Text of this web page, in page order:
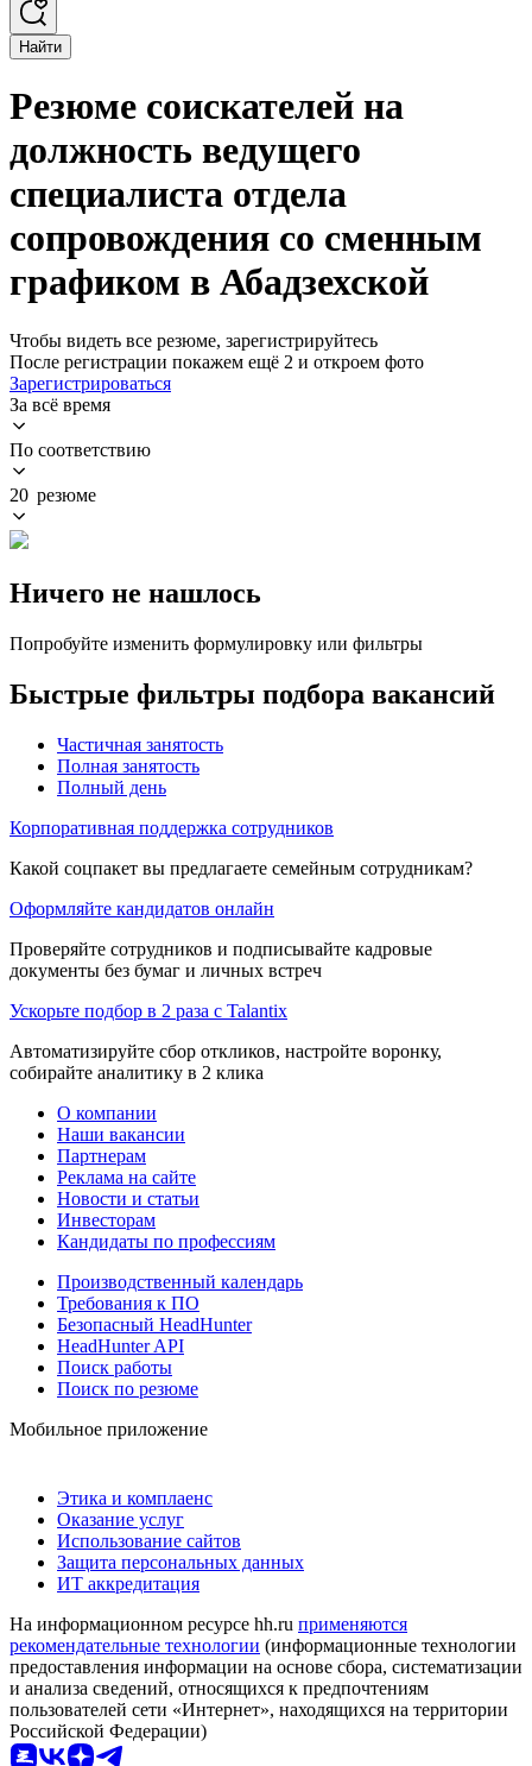
Найти
Резюме соискателей на
должность ведущего
специалиста отдела
сопровождения со сменным
графиком в Абадзехской
Чтобы видеть все резюме, зарегистрируйтесь
После регистрации покажем ещё 2 и откроем фото
Зарегистрироваться
За всё время
По соответствию
20 резюме
Ничего не нашлось
Попробуйте изменить формулировку или фильтры
Быстрые фильтры подбора вакансий
Частичная занятость
Полная занятость
Полный день
Корпоративная поддержка сотрудников
Какой соцпакет вы предлагаете семейным сотрудникам?
Оформляйте кандидатов онлайн
Проверяйте сотрудников и подписывайте кадровые
документы без бумаг и личных встреч
Ускорьте подбор в 2 раза с Talantix
Автоматизируйте сбор откликов, настройте воронку,
собирайте аналитику в 2 клика
О компании
Наши вакансии
Партнерам
Реклама на сайте
Новости и статьи
Инвесторам
Кандидаты по профессиям
Производственный календарь
Требования к ПО
Безопасный HeadHunter
HeadHunter API
Поиск работы
Поиск по резюме
Мобильное приложение
Этика и комплаенс
Оказание услуг
Использование сайтов
Защита персональных данных
ИТ аккредитация
На информационном ресурсе hh.ru применяются
рекомендательные технологии (информационные технологии
предоставления информации на основе сбора, систематизации
и анализа сведений, относящихся к предпочтениям
пользователей сети «Интернет», находящихся на территории
Российской Федерации)